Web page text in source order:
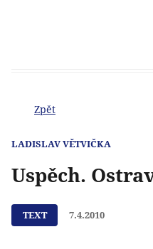
Zpět
LADISLAV VĚTVIČKA
Uspěch.
TEXT 7.4.2010